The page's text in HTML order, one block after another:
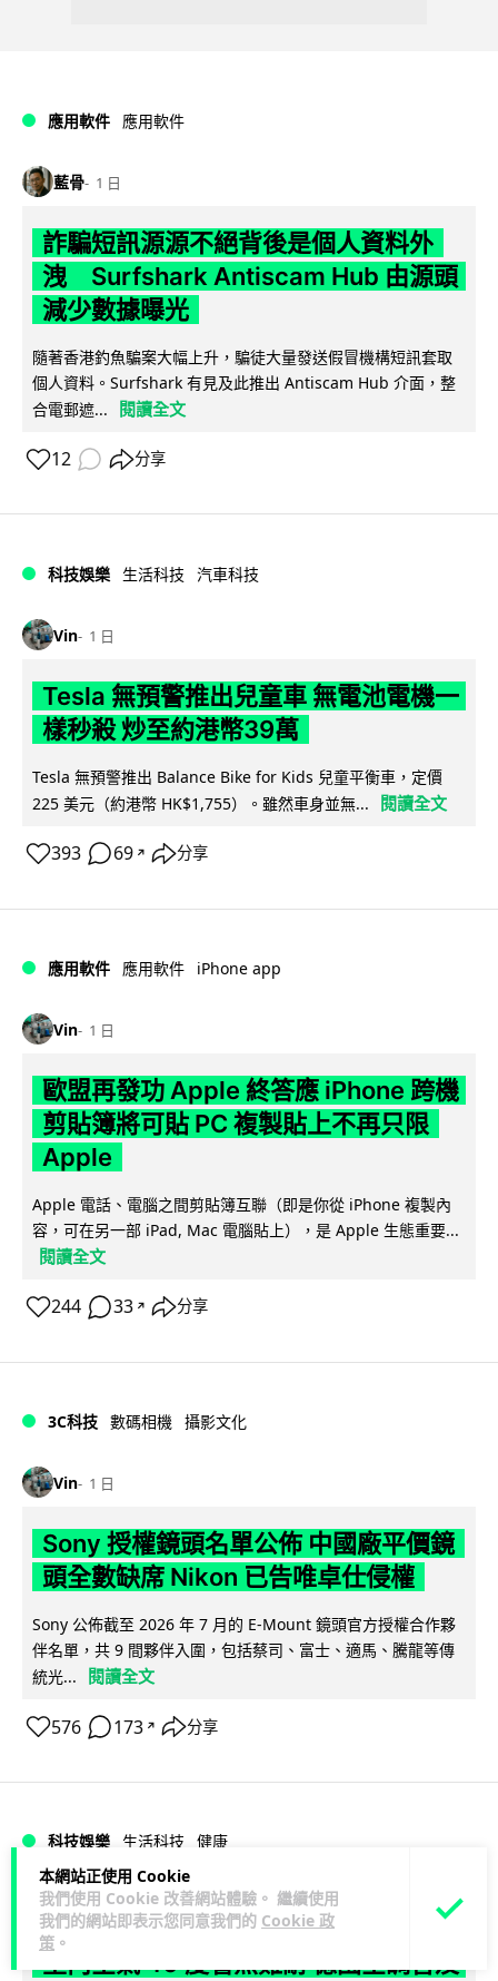
本網站正使用 Cookie
我們使用 Cookie 改善網站體驗。 繼續使用
我們的網站即表示您同意我們的 Cookie 政
策 。
應用軟件 應用軟件
藍骨 1 日
詐騙短訊源源不絕背後是個人資料外
洩 Surfshark Antiscam Hub 由源頭
減少數據曝光
隨著香港釣魚騙案大幅上升，騙徒大量發送假冒機構短訊套取
個人資料。Surfshark 有見及此推出 Antiscam Hub 介面，整
合電郵遮...
閱讀全文
12 分享
科技娛樂 生活科技 汽車科技
Vin 1 日
Tesla 無預警推出兒童車 無電池電機一
樣秒殺 炒至約港幣39萬
Tesla 無預警推出 Balance Bike for Kids 兒童平衡車，定價
225 美元（約港幣 HK$1,755）。雖然車身並無...
閱讀全文
393 69 ↗ 分享
應用軟件 應用軟件 iPhone app
Vin 1 日
歐盟再發功 Apple 終答應 iPhone 跨機
剪貼簿將可貼 PC 複製貼上不再只限
Apple
Apple 電話、電腦之間剪貼簿互聯（即是你從 iPhone 複製內
容，可在另一部 iPad, Mac 電腦貼上），是 Apple 生態重要...
閱讀全文
244 33 ↗ 分享
3C科技 數碼相機 攝影文化
Vin 1 日
Sony 授權鏡頭名單公佈 中國廠平價鏡
頭全數缺席 Nikon 已告唯卓仕侵權
Sony 公佈截至 2026 年 7 月的 E-Mount 鏡頭官方授權合作夥
伴名單，共 9 間夥伴入圍，包括蔡司、富士、適馬、騰龍等傳
統光...
閱讀全文
576 173 ↗ 分享
科技娛樂 生活科技 健康
Lawton 1 日
室內空氣 40 度暑熱難耐 德國空調普及